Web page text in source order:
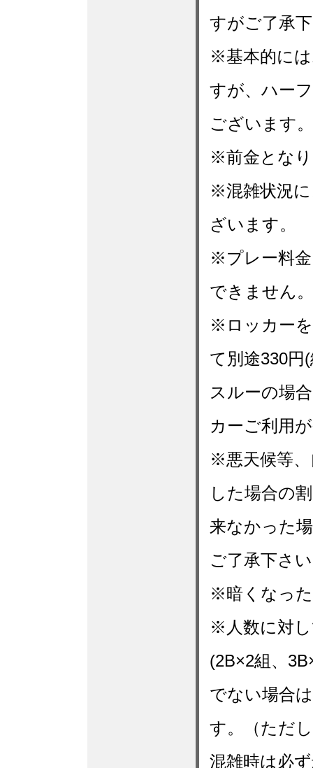
すがご了承
※基本的に
すが、ハー
ございます。
※前金とな
※混雑状況
ざいます。
※プレー料
できません。
※ロッカー
て別途330円
スルーの場
カーご利用
※悪天候等、
した場合の
来なかった
ご了承下さ
※暗くなっ
※人数に対
(2B×2組、
でない場合
す。（ただ
混雑時は必